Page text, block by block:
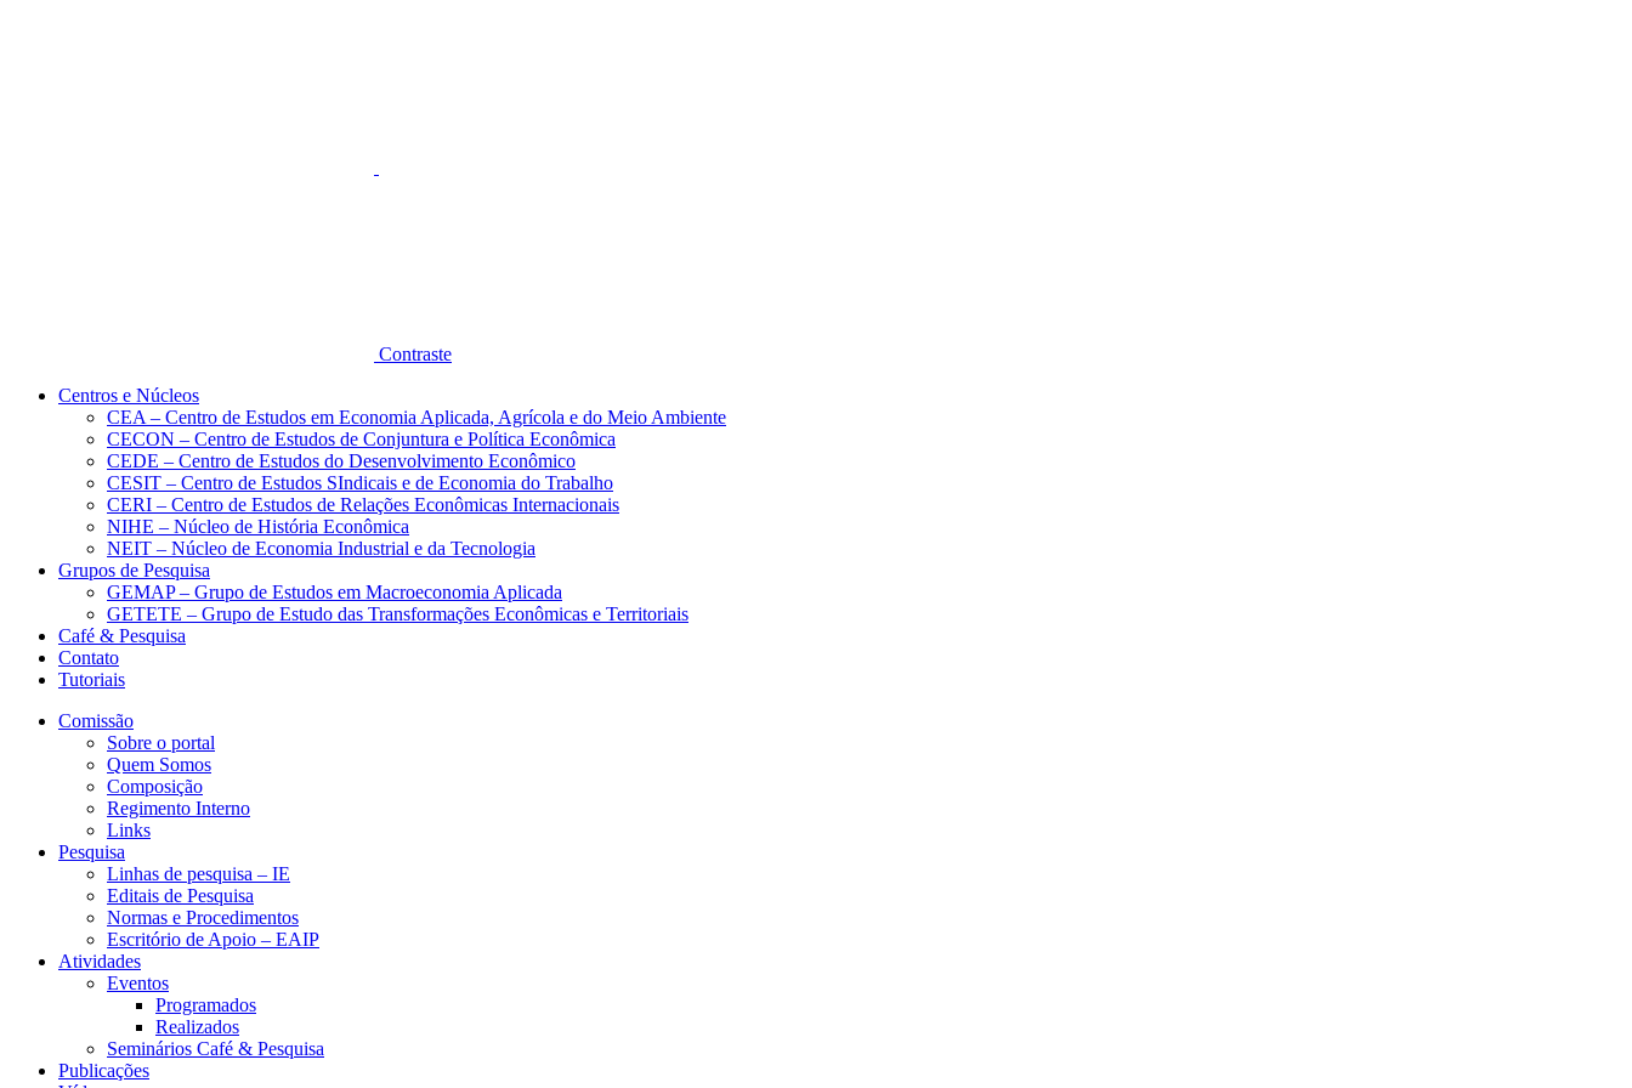
Contraste
Centros e Núcleos
CEA – Centro de Estudos em Economia Aplicada, Agrícola e do Meio Ambiente
CECON – Centro de Estudos de Conjuntura e Política Econômica
CEDE – Centro de Estudos do Desenvolvimento Econômico
CESIT – Centro de Estudos SIndicais e de Economia do Trabalho
CERI – Centro de Estudos de Relações Econômicas Internacionais
NIHE – Núcleo de História Econômica
NEIT – Núcleo de Economia Industrial e da Tecnologia
Grupos de Pesquisa
GEMAP – Grupo de Estudos em Macroeconomia Aplicada
GETETE – Grupo de Estudo das Transformações Econômicas e Territoriais
Café & Pesquisa
Contato
Tutoriais
Comissão
Sobre o portal
Quem Somos
Composição
Regimento Interno
Links
Pesquisa
Linhas de pesquisa – IE
Editais de Pesquisa
Normas e Procedimentos
Escritório de Apoio – EAIP
Atividades
Eventos
Programados
Realizados
Seminários Café & Pesquisa
Publicações